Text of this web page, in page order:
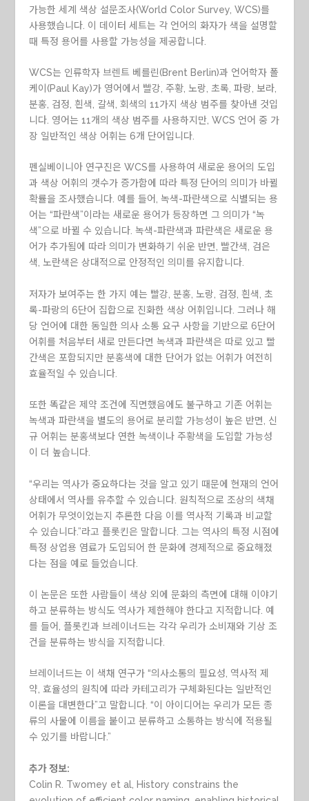
가능한 세계 색상 설문조사(World Color Survey, WCS)를
사용했습니다. 이 데이터 세트는 각 언어의 화자가 색을 설명할
때 특정 용어를 사용할 가능성을 제공합니다.
WCS는 인류학자 브렌트 베를린(Brent Berlin)과 언어학자 폴
케이(Paul Kay)가 영어에서 빨강, 주황, 노랑, 초록, 파랑, 보라,
분홍, 검정, 흰색, 갈색, 회색의 11가지 색상 범주를 찾아낸 것입
니다. 영어는 11개의 색상 범주를 사용하지만, WCS 언어 중 가
장 일반적인 색상 어휘는 6개 단어입니다.
펜실베이니아 연구진은 WCS를 사용하여 새로운 용어의 도입
과 색상 어휘의 갯수가 증가함에 따라 특정 단어의 의미가 바뀔
확률을 조사했습니다. 예를 들어, 녹색-파란색으로 식별되는 용
어는 “파란색”이라는 새로운 용어가 등장하면 그 의미가 “녹
색”으로 바뀔 수 있습니다. 녹색-파란색과 파란색은 새로운 용
어가 추가됨에 따라 의미가 변화하기 쉬운 반면, 빨간색, 검은
색, 노란색은 상대적으로 안정적인 의미를 유지합니다.
저자가 보여주는 한 가지 예는 빨강, 분홍, 노랑, 검정, 흰색, 초
록-파랑의 6단어 집합으로 진화한 색상 어휘입니다. 그러나 해
당 언어에 대한 동일한 의사 소통 요구 사항을 기반으로 6단어
어휘를 처음부터 새로 만든다면 녹색과 파란색은 따로 있고 빨
간색은 포함되지만 분홍색에 대한 단어가 없는 어휘가 여전히
효율적일 수 있습니다.
또한 똑같은 제약 조건에 직면했음에도 불구하고 기존 어휘는
녹색과 파란색을 별도의 용어로 분리할 가능성이 높은 반면, 신
규 어휘는 분홍색보다 연한 녹색이나 주황색을 도입할 가능성
이 더 높습니다.
“우리는 역사가 중요하다는 것을 알고 있기 때문에 현재의 언어
상태에서 역사를 유추할 수 있습니다. 원칙적으로 조상의 색채
어휘가 무엇이었는지 추론한 다음 이를 역사적 기록과 비교할
수 있습니다.”라고 플롯킨은 말합니다. 그는 역사의 특정 시점에
특정 상업용 염료가 도입되어 한 문화에 경제적으로 중요해졌
다는 점을 예로 들었습니다.
이 논문은 또한 사람들이 색상 외에 문화의 측면에 대해 이야기
하고 분류하는 방식도 역사가 제한해야 한다고 지적합니다. 예
를 들어, 플롯킨과 브레이너드는 각각 우리가 소비재와 기상 조
건을 분류하는 방식을 지적합니다.
브레이너드는 이 색채 연구가 “의사소통의 필요성, 역사적 제
약, 효율성의 원칙에 따라 카테고리가 구체화된다는 일반적인
이론을 대변한다”고 말합니다. “이 아이디어는 우리가 모든 종
류의 사물에 이름을 붙이고 분류하고 소통하는 방식에 적용될
수 있기를 바랍니다.”
추가 정보:
Colin R. Twomey et al, History constrains the